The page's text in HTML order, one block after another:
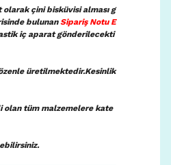
olarak çini bisküvisi alması g
bulunanSipariş Notu E
iç aparat gönderilecekti
üretilmektedir.Kesinlik
olan tüm malzemelere kate